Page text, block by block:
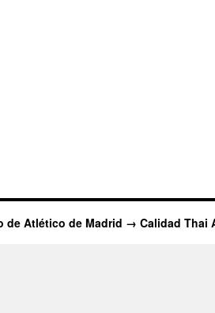
de Atlético de Madrid → Calidad Thai